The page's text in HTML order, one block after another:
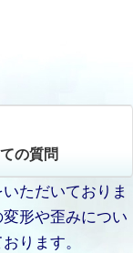
の質問
ただいておりま
形や歪みについ
ります。